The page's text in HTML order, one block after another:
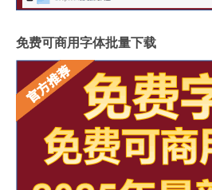
免费可商用字体批量下载